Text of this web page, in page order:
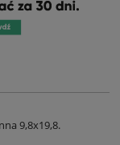
9,8x19,8.